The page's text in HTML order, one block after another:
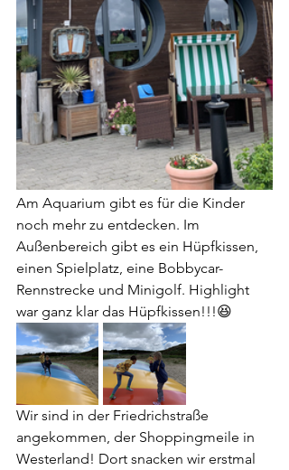
Am Aquarium gibt es für die Kinder
noch mehr zu entdecken. Im
Außenbereich gibt es ein Hüpfkissen,
einen Spielplatz, eine Bobbycar-
Rennstrecke und Minigolf. Highlight
war ganz klar das Hüpfkissen!!!😆
Wir sind in der Friedrichstraße
angekommen, der Shoppingmeile in
Westerland! Dort snacken wir erstmal